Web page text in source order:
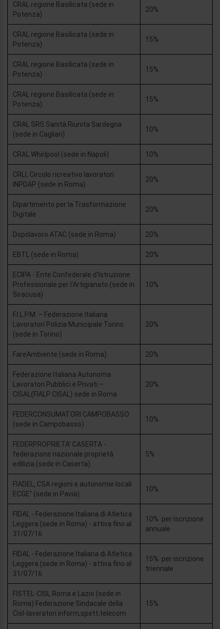
CRAL regione Basilicata (sede in
Potenza)
20%
CRAL regione Basilicata (sede in
Potenza)
15%
CRAL regione Basilicata (sede in
Potenza)
15%
CRAL regione Basilicata (sede in
Potenza)
15%
CRAL SRS Sanità Riunita Sardegna
(sede in Cagliari)
10%
CRAL Whirlpool (sede in Napoli) 10%
CRLI, Circolo ricreativo lavoratori
INPDAP (sede in Roma)
20%
Dipartimento per la Trasformazione
Digitale
20%
Dopolavoro ATAC (sede in Roma) 20%
EBTL (sede in Roma) 20%
ECIPA - Ente Confederale d'Istruzione
Professionale per l'Artigianato (sede in
Siracusa)
10%
F.I.L.P.M. – Federazione Italiana
Lavoratori Polizia Municipale Torino
(sede in Torino)
20%
FareAmbiente (sede in Roma) 20%
Federazione Italiana Autonoma
Lavoratori Pubblici e Privati –
CISAL(FIALP CISAL) sede in Roma
20%
FEDERCONSUMATORI CAMPOBASSO
(sede in Campobasso)
10%
FEDERPROPRIETA' CASERTA -
federazione nazionale proprietà
edilizia (sede in Caserta)
5%
FIADEL, CSA regioni e autonomie locali
ECGE" (sede in Pavia)
10%
FIDAL - Federazione Italiana di Atletica
Leggera (sede in Roma) - attiva fino al
31/07/16
10% per iscrizione
annuale
FIDAL - Federazione Italiana di Atletica
Leggera (sede in Roma) - attiva fino al
31/07/16
15% per iscrizione
triennale
FISTEL-CISL Roma e Lazio (sede in
Roma) Federazione Sindacale della
Cisl-lavoratori inform,spett,telecom
15%